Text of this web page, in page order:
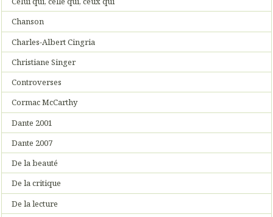
Chanson
Charles-Albert Cingria
Christiane Singer
Controverses
Cormac McCarthy
Dante 2001
Dante 2007
De la beauté
De la critique
De la lecture